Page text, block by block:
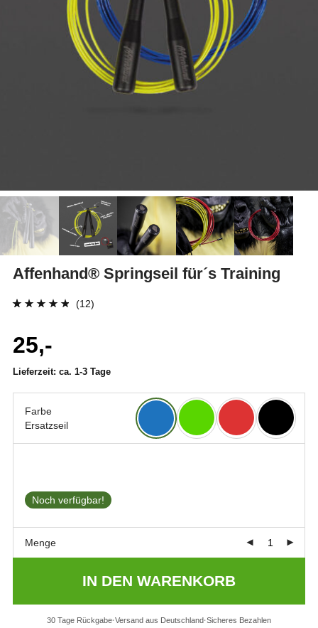
Affenhand® Springseil für´s Training
4.67von 5,
basierend
auf
Kundenbewertung
(12)
25,-
Lieferzeit: ca. 1-3 Tage
Farbe
Ersatzseil
Noch verfügbar!
Menge
IN DEN WARENKORB
30 Tage Rückgabe Versand aus Deutschland Sicheres Bezahlen